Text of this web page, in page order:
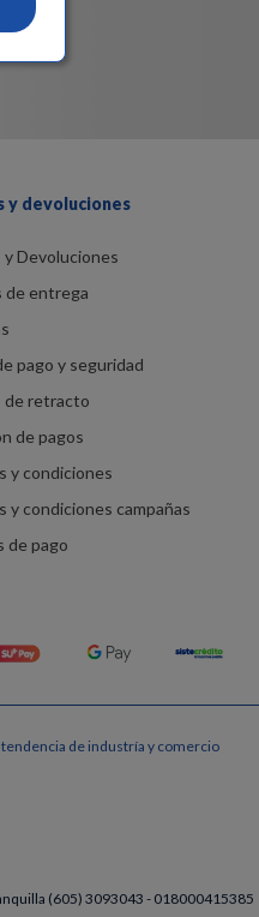
y devoluciones
y Devoluciones
de entrega
pago y seguridad
de retracto
de pagos
y condiciones
y condiciones campañas
de pago
de industría y comercio
(605) 3093043 - 018000415385